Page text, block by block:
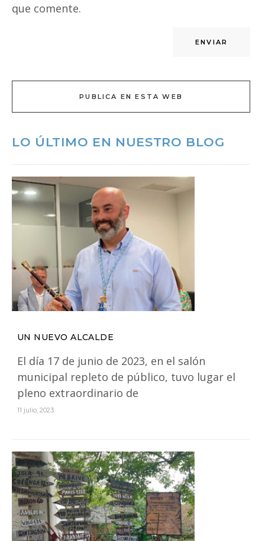
que comente.
PUBLICA EN ESTA WEB
LO ÚLTIMO EN NUESTRO BLOG
UN NUEVO ALCALDE
El día 17 de junio de 2023, en el salón
municipal repleto de público, tuvo lugar el
pleno extraordinario de
11 julio, 2023